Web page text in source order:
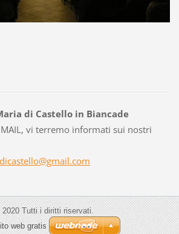
di Castello in Biancade
vi terremo informati sui nostri
tello@gmail.com
Tutti i diritti riservati.
web gratis